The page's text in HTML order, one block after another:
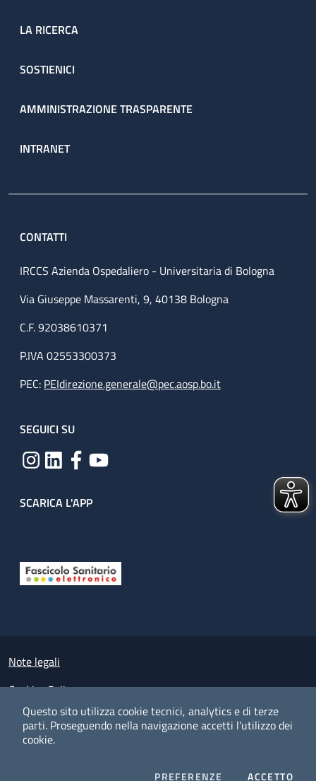
Questo sito utilizza cookie tecnici, analytics e di terze
parti. Proseguendo nella navigazione accetti l'utilizzo dei
cookie.
PREFERENZE COOKIESACCETTOI
LA RICERCA
SOSTIENICI
AMMINISTRAZIONE TRASPARENTE
INTRANET
CONTATTI
IRCCS Azienda Ospedaliero - Universitaria di Bologna
Via Giuseppe Massarenti, 9, 40138 Bologna
C.F. 92038610371
P.IVA 02553300373
PEC: PEIdirezione.generale@pec.aosp.bo.it
SEGUICI SU
SCARICA L'APP
Small prints
Note legali
Cookies Policy
Policy privacy e protezione del dato personale
Albo pretorio on-line